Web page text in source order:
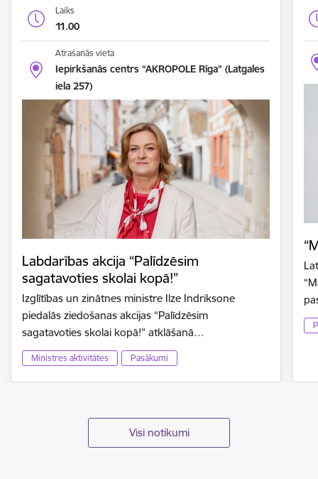
Laiks
11.00
Atrašanās vieta
Iepirkšanās centrs “AKROPOLE Rīga” (Latgales
iela 257)
Labdarības akcija “Palīdzēsim
sagatavoties skolai kopā!”
Izglītības un zinātnes ministre Ilze Indriksone
piedalās ziedošanas akcijas “Palīdzēsim
sagatavoties skolai kopā!” atklāšanā…
Ministres aktivitātes Pasākumi
Visi notikumi